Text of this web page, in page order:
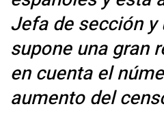
Jefa de sección y
supone una gran
en cuenta el
aumento del